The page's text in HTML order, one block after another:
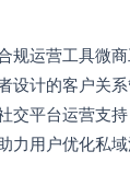
规运营工具微
设计的客户关
交平台运营支
力用户优化私